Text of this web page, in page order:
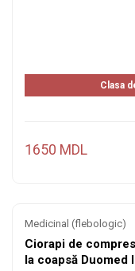
Clasa
1650 MDL
Medicinal (flebologic)
Ciorapi de
la coapsă Duomed